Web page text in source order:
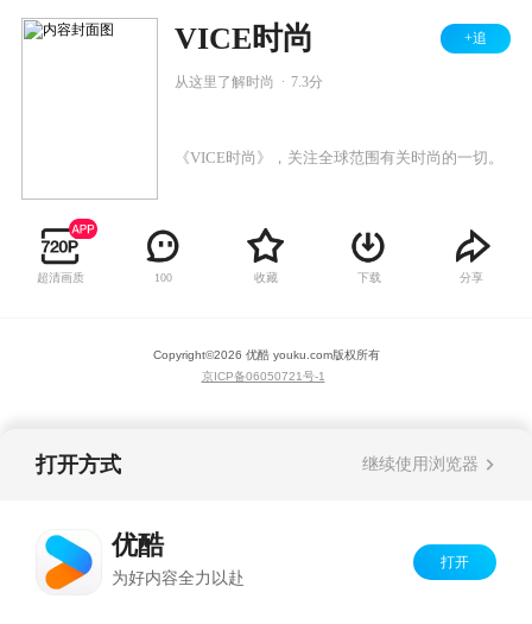
VICE时尚 +追
从这里了解时尚 7.3分
《VICE时尚》，关注全球范围有关时尚的一切。
超清画质 100 收藏 下载 分享
Copyright©2026 优酷 youku.com版权所有
京ICP备06050721号-1
打开方式 继续使用浏览器
优酷
为好内容全力以赴
打开